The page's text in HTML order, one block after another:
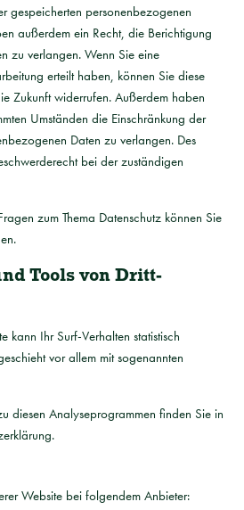
gespeicherten personenbezogenen
außerdem ein Recht, die Berichtigung
zu verlangen. Wenn Sie eine
erteilt haben, können Sie diese
Zukunft widerrufen. Außerdem haben
Umständen die Einschränkung der
Daten zu verlangen. Des
bei der zuständigen
zum Thema Datenschutz können Sie
Tools von Dritt­
kann Ihr Surf-Verhalten statistisch
vor allem mit sogenannten
diesen Analyseprogrammen finden Sie in
Website bei folgendem Anbieter: